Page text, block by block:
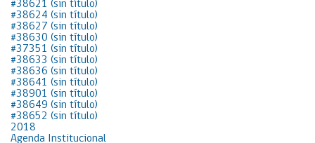
#38621 (sin título)
#38624 (sin título)
#38627 (sin título)
#38630 (sin título)
#37351 (sin título)
#38633 (sin título)
#38636 (sin título)
#38641 (sin título)
#38901 (sin título)
#38649 (sin título)
#38652 (sin título)
2018
Agenda Institucional